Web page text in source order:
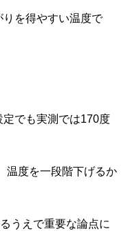
を得やすい温度で
でも実測では170度
温度を一段階下げるか
うえで重要な論点に